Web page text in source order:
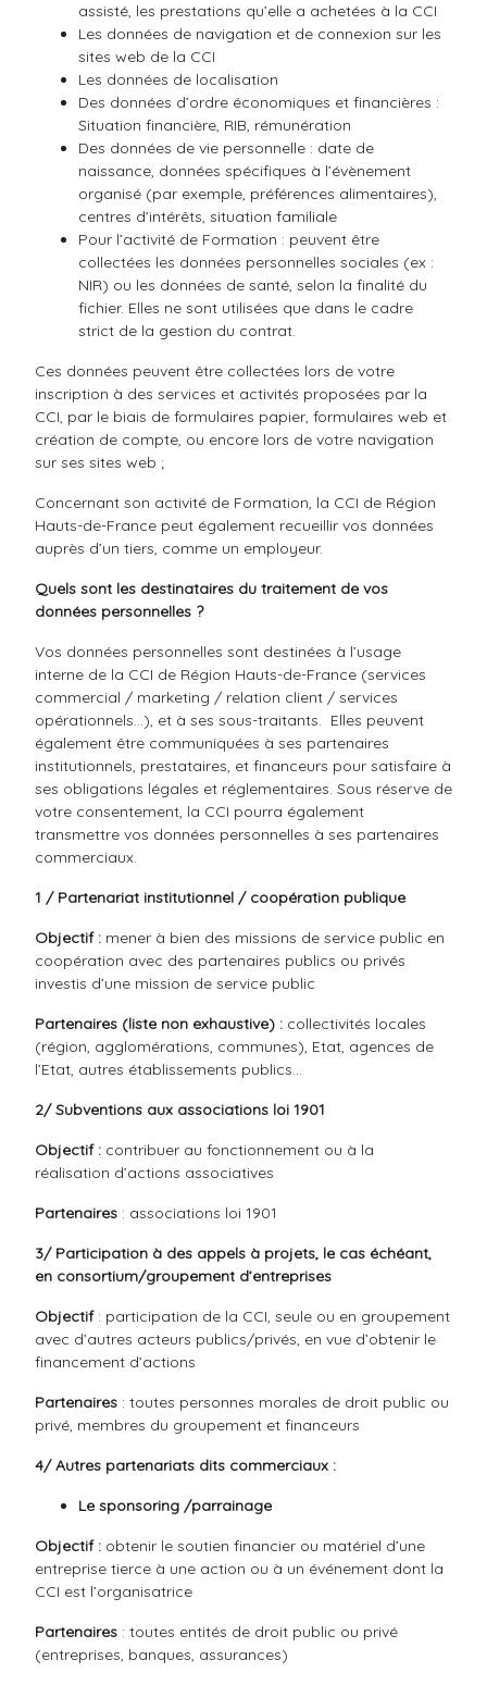
assisté, les prestations qu’elle a achetées à la CCI
Les données de navigation et de connexion sur les
sites web de la CCI
Les données de localisation
Des données d’ordre économiques et financières :
Situation financière, RIB, rémunération
Des données de vie personnelle : date de
naissance, données spécifiques à l’évènement
organisé (par exemple, préférences alimentaires),
centres d’intérêts, situation familiale
Pour l’activité de Formation : peuvent être
collectées les données personnelles sociales (ex :
NIR) ou les données de santé, selon la finalité du
fichier. Elles ne sont utilisées que dans le cadre
strict de la gestion du contrat.
Ces données peuvent être collectées lors de votre
inscription à des services et activités proposées par la
CCI, par le biais de formulaires papier, formulaires web et
création de compte, ou encore lors de votre navigation
sur ses sites web ;
Concernant son activité de Formation, la CCI de Région
Hauts-de-France peut également recueillir vos données
auprès d’un tiers, comme un employeur.
Quels sont les destinataires du traitement de vos
données personnelles ?
Vos données personnelles sont destinées à l’usage
interne de la CCI de Région Hauts-de-France (services
commercial / marketing / relation client / services
opérationnels…), et à ses sous-traitants. Elles peuvent
également être communiquées à ses partenaires
institutionnels, prestataires, et financeurs pour satisfaire à
ses obligations légales et réglementaires. Sous réserve de
votre consentement, la CCI pourra également
transmettre vos données personnelles à ses partenaires
commerciaux.
1 / Partenariat institutionnel / coopération publique
Objectif : mener à bien des missions de service public en
coopération avec des partenaires publics ou privés
investis d’une mission de service public
Partenaires (liste non exhaustive) : collectivités locales
(région, agglomérations, communes), Etat, agences de
l’Etat, autres établissements publics…
2/ Subventions aux associations loi 1901
Objectif : contribuer au fonctionnement ou à la
réalisation d’actions associatives
Partenaires : associations loi 1901
3/ Participation à des appels à projets, le cas échéant,
en consortium/groupement d’entreprises
Objectif: participation de la CCI, seule ou en groupement
avec d’autres acteurs publics/privés, en vue d’obtenir le
financement d’actions
Partenaires : toutes personnes morales de droit public ou
privé, membres du groupement et financeurs
4/ Autres partenariats dits commerciaux :
Le sponsoring /parrainage
Objectif : obtenir le soutien financier ou matériel d’une
entreprise tierce à une action ou à un événement dont la
CCI est l’organisatrice
Partenaires : toutes entités de droit public ou privé
(entreprises, banques, assurances)